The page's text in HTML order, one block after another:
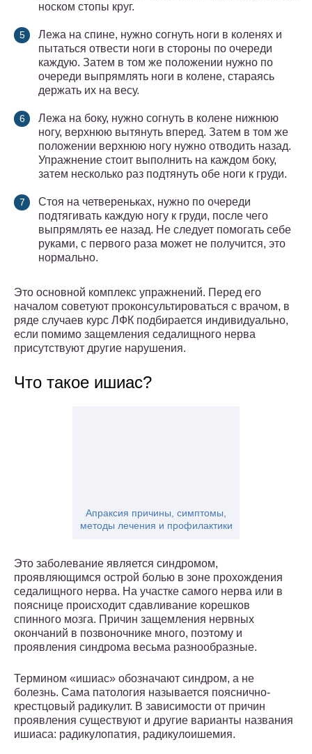
носком стопы круг.
Лежа на спине, нужно согнуть ноги в коленях и
пытаться отвести ноги в стороны по очереди
каждую. Затем в том же положении нужно по
очереди выпрямлять ноги в колене, стараясь
держать их на весу.
Лежа на боку, нужно согнуть в колене нижнюю
ногу, верхнюю вытянуть вперед. Затем в том же
положении верхнюю ногу нужно отводить назад.
Упражнение стоит выполнить на каждом боку,
затем несколько раз подтянуть обе ноги к груди.
Стоя на четвереньках, нужно по очереди
подтягивать каждую ногу к груди, после чего
выпрямлять ее назад. Не следует помогать себе
руками, с первого раза может не получится, это
нормально.
Это основной комплекс упражнений. Перед его
началом советуют проконсультироваться с врачом, в
ряде случаев курс ЛФК подбирается индивидуально,
если помимо защемления седалищного нерва
присутствуют другие нарушения.
Что такое ишиас?
Апраксия причины, симптомы,
методы лечения и профилактики
Это заболевание является синдромом,
проявляющимся острой болью в зоне прохождения
седалищного нерва. На участке самого нерва или в
пояснице происходит сдавливание корешков
спинного мозга. Причин защемления нервных
окончаний в позвоночнике много, поэтому и
проявления синдрома весьма разнообразные.
Термином «ишиас» обозначают синдром, а не
болезнь. Сама патология называется пояснично-
крестцовый радикулит. В зависимости от причин
проявления существуют и другие варианты названия
ишиаса: радикулопатия, радикулоишемия.